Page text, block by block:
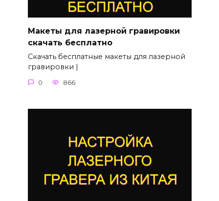
Макеты для лазерной гравировки
скачать бесплатно
Скачать бесплатные макеты для лазерной
гравировки |
0 866